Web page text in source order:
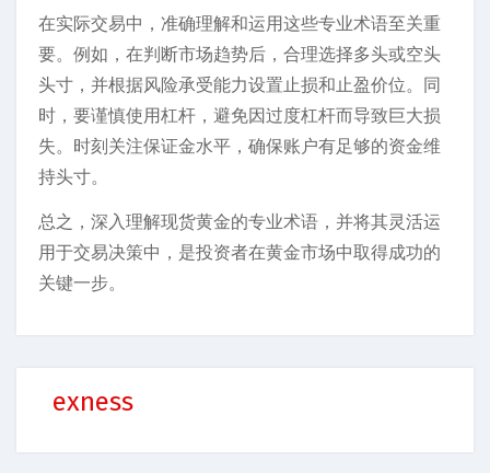
在实际交易中，准确理解和运用这些专业术语至关重
要。例如，在判断市场趋势后，合理选择多头或空头
头寸，并根据风险承受能力设置止损和止盈价位。同
时，要谨慎使用杠杆，避免因过度杠杆而导致巨大损
失。时刻关注保证金水平，确保账户有足够的资金维
持头寸。
总之，深入理解现货黄金的专业术语，并将其灵活运
用于交易决策中，是投资者在黄金市场中取得成功的
关键一步。
exness